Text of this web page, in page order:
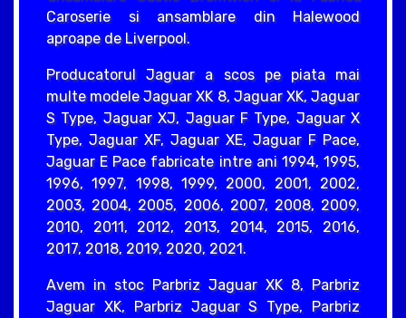
Caroserie si ansamblare din Halewood
aproape de Liverpool.
Producatorul Jaguar a scos pe piata mai
multe modele Jaguar XK 8, Jaguar XK, Jaguar
S Type, Jaguar XJ, Jaguar F Type, Jaguar X
Type, Jaguar XF, Jaguar XE, Jaguar F Pace,
Jaguar E Pace fabricate intre ani 1994, 1995,
1996, 1997, 1998, 1999, 2000, 2001, 2002,
2003, 2004, 2005, 2006, 2007, 2008, 2009,
2010, 2011, 2012, 2013, 2014, 2015, 2016,
2017, 2018, 2019, 2020, 2021.
Avem in stoc Parbriz Jaguar XK 8, Parbriz
Jaguar XK, Parbriz Jaguar S Type, Parbriz